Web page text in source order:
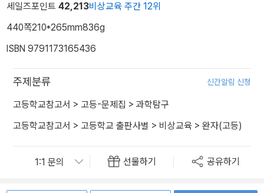
세일즈포인트 42,213비상교육 주간 12위
440쪽210*265mm836g
ISBN 9791173165436
주제분류 신간알림 신청
고등학교참고서 > 고등-문제집 > 과학탐구
고등학교참고서 > 고등학교 출판사별 > 비상교육 > 완자(고등)
선물하기 공유하기